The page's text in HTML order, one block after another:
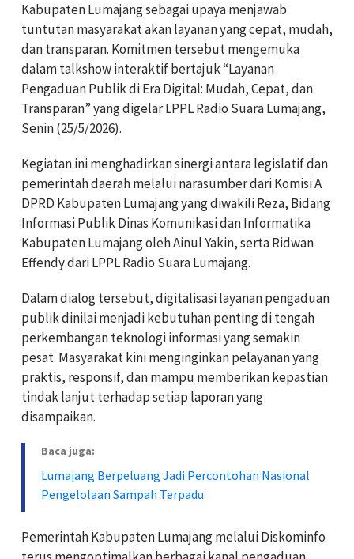
Kabupaten Lumajang sebagai upaya menjawab
tuntutan masyarakat akan layanan yang cepat, mudah,
dan transparan. Komitmen tersebut mengemuka
dalam talkshow interaktif bertajuk “Layanan
Pengaduan Publik di Era Digital: Mudah, Cepat, dan
Transparan” yang digelar LPPL Radio Suara Lumajang,
Senin (25/5/2026).
Kegiatan ini menghadirkan sinergi antara legislatif dan
pemerintah daerah melalui narasumber dari Komisi A
DPRD Kabupaten Lumajang yang diwakili Reza, Bidang
Informasi Publik Dinas Komunikasi dan Informatika
Kabupaten Lumajang oleh Ainul Yakin, serta Ridwan
Effendy dari LPPL Radio Suara Lumajang.
Dalam dialog tersebut, digitalisasi layanan pengaduan
publik dinilai menjadi kebutuhan penting di tengah
perkembangan teknologi informasi yang semakin
pesat. Masyarakat kini menginginkan pelayanan yang
praktis, responsif, dan mampu memberikan kepastian
tindak lanjut terhadap setiap laporan yang
disampaikan.
Baca juga:
Lumajang Berpeluang Jadi Percontohan Nasional
Pengelolaan Sampah Terpadu
Pemerintah Kabupaten Lumajang melalui Diskominfo